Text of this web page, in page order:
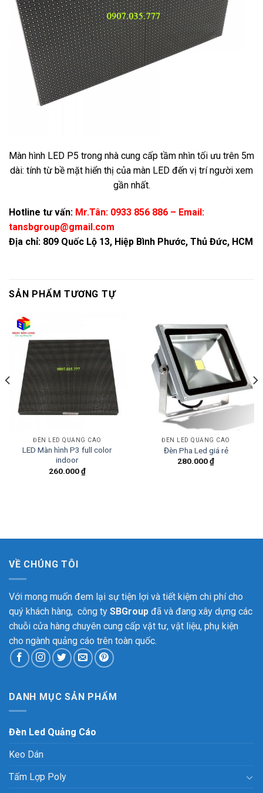
Màn hình LED P5 trong nhà cung cấp tầm nhìn tối ưu trên 5m
dài: tính từ bề mặt hiển thị của màn LED đến vị trí người xem
gần nhất.
Hotline tư vấn: Mr.Tân: 0933 856 886 – Email:
tansbgroup@gmail.com
Địa chỉ: 809 Quốc Lộ 13, Hiệp Bình Phước, Thủ Đức, HCM
SẢN PHẨM TƯƠNG TỰ
ĐÈN LED QUẢNG CÁO
LED Màn hình P3 full color
indoor
260.000₫
ĐÈN LED QUẢNG CÁO
Đèn Pha Led giá rẻ
280.000₫
VỀ CHÚNG TÔI
Với mong muốn đem lại sự tiện lợi và tiết kiệm chi phí cho
quý khách hàng, công ty SBGroup đã và đang xây dựng các
chuỗi cửa hàng chuyên cung cấp vật tư, vật liệu, phụ kiện
cho ngành quảng cáo trên toàn quốc.
DANH MỤC SẢN PHẨM
Đèn Led Quảng Cáo
Keo Dán
Tấm Lợp Poly